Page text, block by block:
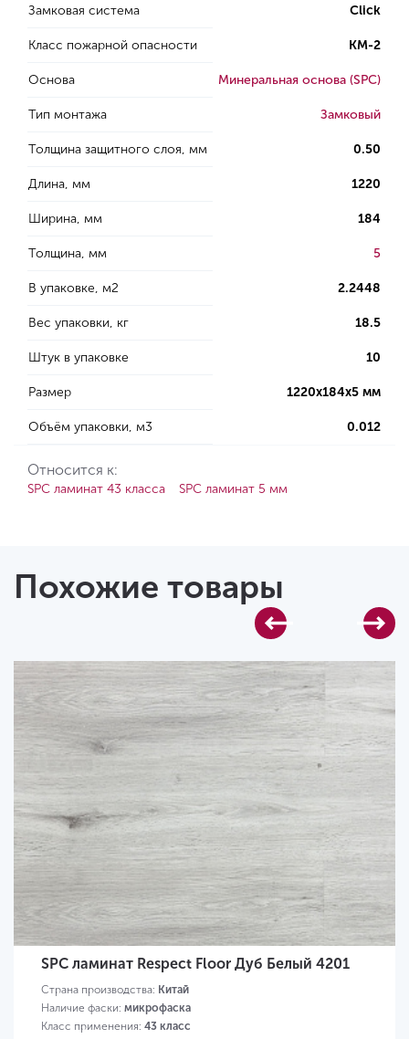
Замковая система Click
Класс пожарной опасности КМ-2
Основа Минеральная основа (SPC)
Тип монтажа Замковый
Толщина защитного слоя, мм 0.50
Длина, мм 1220
Ширина, мм 184
Толщина, мм 5
В упаковке, м2 2.2448
Вес упаковки, кг 18.5
Штук в упаковке 10
Размер 1220х184х5 мм
Объём упаковки, м3 0.012
Относится к:
SPC ламинат 43 класса SPC ламинат 5 мм
Похожие товары
SPC ламинат Respect Floor Дуб Белый 4201
Страна производства: Китай
Наличие фаски: микрофаска
Класс применения: 43 класс